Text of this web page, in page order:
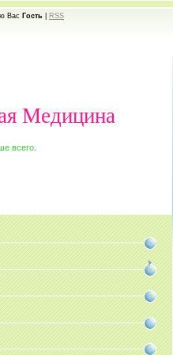
Вас Гость
RSS
Медицина
всего.